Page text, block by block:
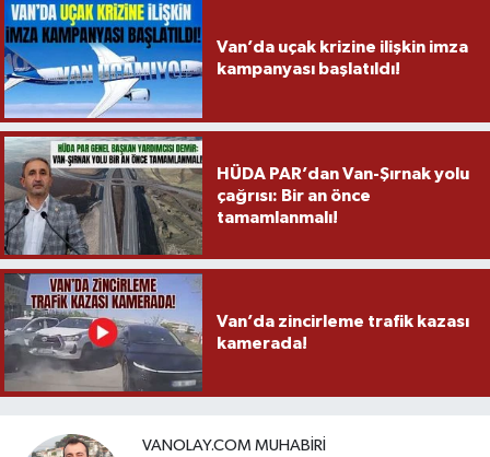
Van’da uçak krizine ilişkin imza
kampanyası başlatıldı!
HÜDA PAR’dan Van-Şırnak yolu
çağrısı: Bir an önce
tamamlanmalı!
Van’da zincirleme trafik kazası
kamerada!
VANOLAY.COM MUHABIRI